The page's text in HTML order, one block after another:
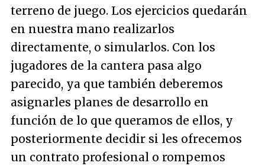
terreno de juego. Los ejercicios quedarán
en nuestra mano realizarlos
directamente, o simularlos. Con los
jugadores de la cantera pasa algo
parecido, ya que también deberemos
asignarles planes de desarrollo en
función de lo que queramos de ellos, y
posteriormente decidir si les ofrecemos
un contrato profesional o rompemos